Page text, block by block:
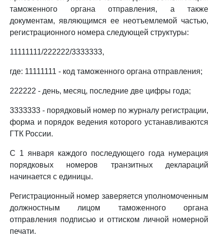
таможенного органа отправления, а также
документам, являющимся ее неотъемлемой частью,
регистрационного номера следующей структуры:
11111111/222222/3333333,
где: 11111111 - код таможенного органа отправления;
222222 - день, месяц, последние две цифры года;
3333333 - порядковый номер по журналу регистрации,
форма и порядок ведения которого устанавливаются
ГТК России.
С 1 января каждого последующего года нумерация
порядковых номеров транзитных деклараций
начинается с единицы.
Регистрационный номер заверяется уполномоченным
должностным лицом таможенного органа
отправления подписью и оттиском личной номерной
печати.